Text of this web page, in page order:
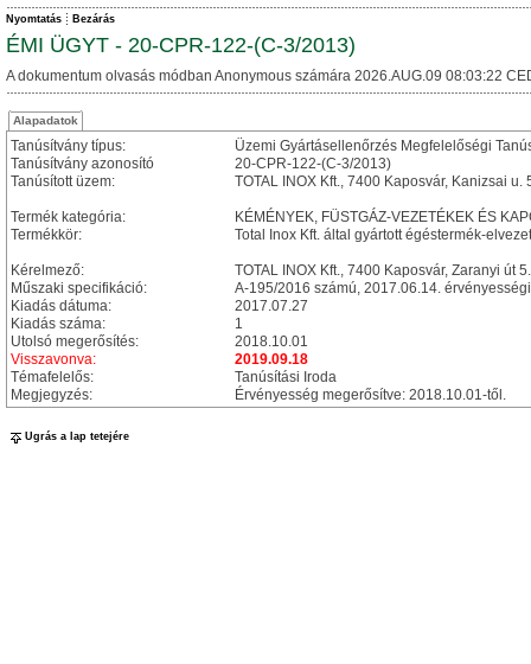
Nyomtatás Bezárás
ÉMI ÜGYT - 20-CPR-122-(C-3/2013)
A dokumentum olvasás módban Anonymous számára 2026.AUG.09 08:03:22
Alapadatok
Tanúsítvány típus:
Üzemi Gyártásellenőrzés Megfelelőségi
Tanúsítvány azonosító
20-CPR-122-(C-3/2013)
Tanúsított üzem:
TOTAL INOX Kft., 7400 Kaposvár, Kanizsai u.
Termék kategória:
KÉMÉNYEK, FÜSTGÁZ-VEZETÉKEK ÉS
Termékkör:
Total Inox Kft. által gyártott égéstermék-
Kérelmező:
TOTAL INOX Kft., 7400 Kaposvár, Zaranyi út 5.
Műszaki specifikáció:
A-195/2016 számú, 2017.06.14.
Kiadás dátuma:
2017.07.27
Kiadás száma:
1
Utolsó megerősítés:
2018.10.01
Visszavonva:
2019.09.18
Témafelelős:
Tanúsítási Iroda
Megjegyzés:
Érvényesség megerősítve: 2018.10.01-től.
Ugrás a lap tetejére